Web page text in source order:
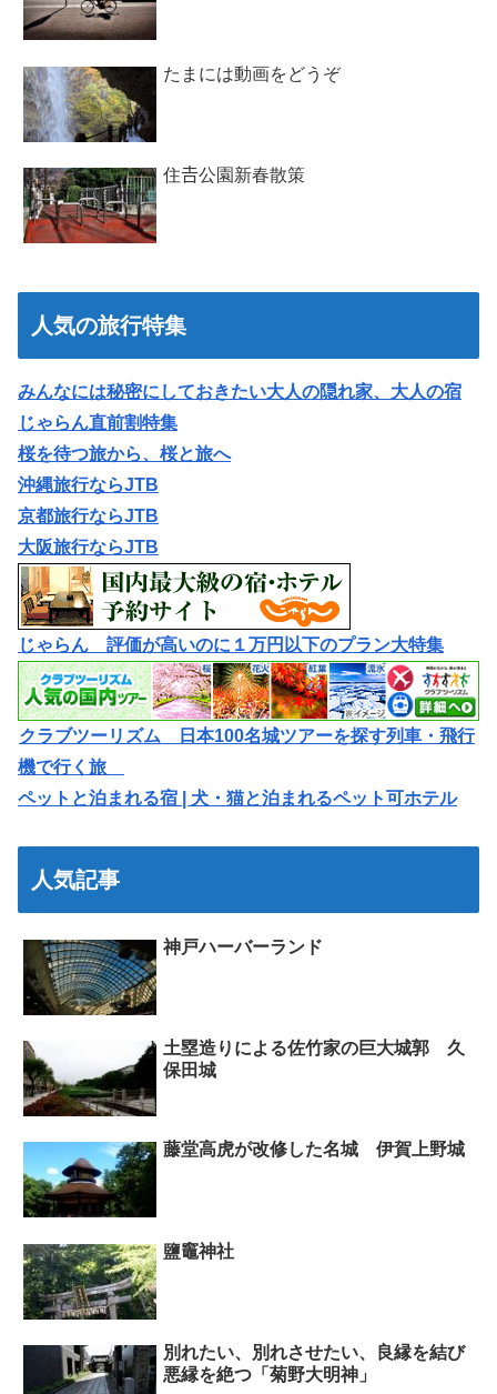
たまには動画をどうぞ
住𠮷公園新春散策
人気の旅行特集
みんなには秘密にしておきたい大人の隠れ家、大人の宿
じゃらん直前割特集
桜を待つ旅から、桜と旅へ
沖縄旅行ならJTB
京都旅行ならJTB
大阪旅行ならJTB
じゃらん 評価が高いのに１万円以下のプラン大特集
クラブツーリズム 日本100名城ツアーを探す列車・飛行
機で行く旅
ペットと泊まれる宿 | 犬・猫と泊まれるペット可ホテル
人気記事
神戸ハーバーランド
土塁造りによる佐竹家の巨大城郭 久
保田城
藤堂高虎が改修した名城 伊賀上野城
鹽竈神社
別れたい、別れさせたい、良縁を結び
悪縁を絶つ「菊野大明神」